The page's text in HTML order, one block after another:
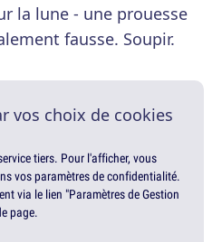
la lune - une prouesse
fausse. Soupir.
vos choix de cookies
tiers. Pour l'afficher, vous
vos paramètres de confidentialité.
via le lien "Paramètres de Gestion
page.